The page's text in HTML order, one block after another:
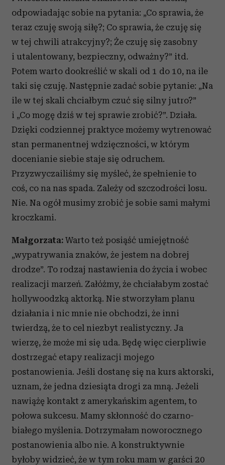
odpowiadając sobie na pytania: „Co sprawia, że
teraz czuję swoją siłę?; Co sprawia, że czuję się
w tej chwili atrakcyjny?; Że czuję się zasobny
i utalentowany, bezpieczny, odważny?” itd.
Potem warto dookreślić w skali od 1 do 10, na ile
taki się czuję. Następnie zadać sobie pytanie: „Na
ile w tej skali chciałbym czuć się silny jutro?”
i „Co mogę dziś w tej sprawie zrobić?”. Działa.
Dzięki codziennej praktyce możemy wytrenować
stan permanentnej wdzięczności, w którym
docenianie siebie staje się odruchem.
Przyzwyczailiśmy się myśleć, że spełnienie to
coś, co na nas spada. Zależy od szczodrości losu.
Nie. Na ogół musimy zrobić je sobie sami małymi
kroczkami.
Małgorzata: Warto też posiąść umiejętność
„wypatrywania znaków, że jestem na dobrej
drodze”. To rodzaj nastawienia do życia i wobec
realizacji marzeń. Załóżmy, że chciałabym zostać
hollywoodzką aktorką. Nie stworzyłam planu
działania i nic mnie nie obchodzi, że inni
twierdzą, że to cel niezbyt realistyczny. Ja
wierzę, że może mi się uda. Będę więc cierpliwie
dostrzegać etapy realizacji mojego
postanowienia. Jeśli dostanę się na kurs aktorski,
uznam, że jedna dziesiąta drogi za mną. Jeżeli
nawiążę kontakt z amerykańskim agentem, to
połowa sukcesu. Mamy skłonność do czarno-
białego myślenia. Dotrzymałam noworocznego
postanowienia albo nie. A konstruktywnie
byłoby widzieć, że w tym roku mam w garści 20